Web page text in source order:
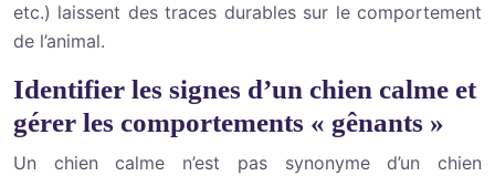
etc.) laissent des traces durables sur le comportement
de l’animal.
Identifier les signes d’un chien calme et
gérer les comportements « gênants »
Un chien calme n’est pas synonyme d’un chien